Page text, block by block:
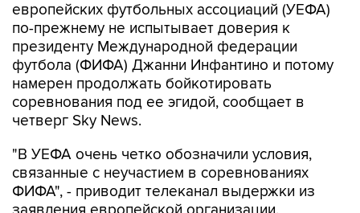
европейских футбольных ассоциаций (УЕФА)
по-прежнему не испытывает доверия к
президенту Международной федерации
футбола (ФИФА) Джанни Инфантино и потому
намерен продолжать бойкотировать
соревнования под ее эгидой, сообщает в
четверг Sky News.
"В УЕФА очень четко обозначили условия,
связанные с неучастием в соревнованиях
ФИФА", - приводит телеканал выдержки из